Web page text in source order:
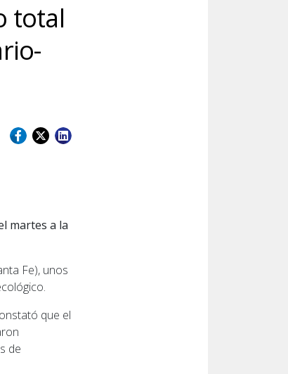
total
martes a la
Fe), unos
que el
de